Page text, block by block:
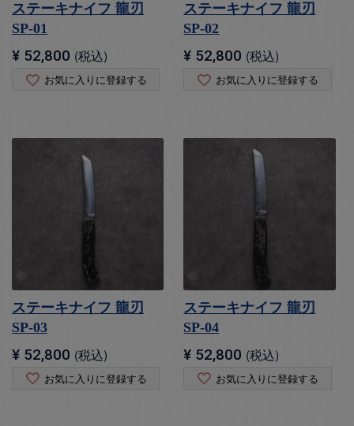
ステーキナイフ 龍刃
SP-01
¥ 52,800 税込
お気に入りに登録する
ステーキナイフ 龍刃
SP-02
¥ 52,800 税込
お気に入りに登録する
ステーキナイフ 龍刃
SP-03
¥ 52,800 税込
お気に入りに登録する
ステーキナイフ 龍刃
SP-04
¥ 52,800 税込
お気に入りに登録する